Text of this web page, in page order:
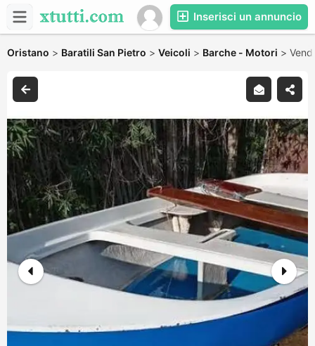
Inserisci un annuncio
Oristano > Baratili San Pietro > Veicoli > Barche - Motori >